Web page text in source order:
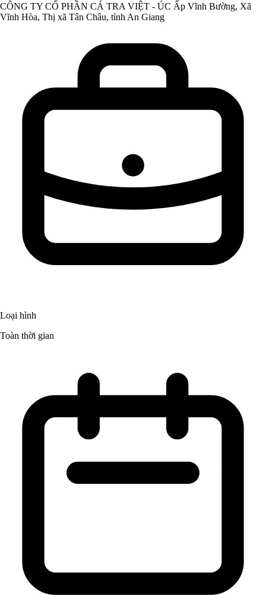
CÔNG TY CỔ PHẦN CÁ TRA VIỆT - ÚC Ấp Vĩnh Bường, Xã
Vĩnh Hòa, Thị xã Tân Châu, tỉnh An Giang
Loại hình
Toàn thời gian